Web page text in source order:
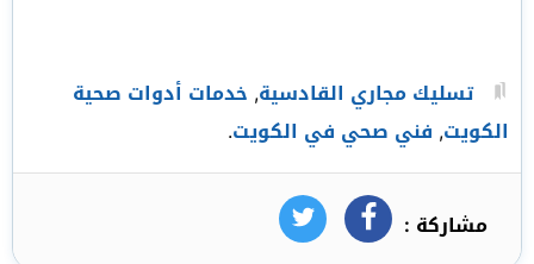
تسليك مجاري القادسية, خدمات أدوات صحية
الكويت, فني صحي في الكويت.
مشاركة : فيسبوكتويتر